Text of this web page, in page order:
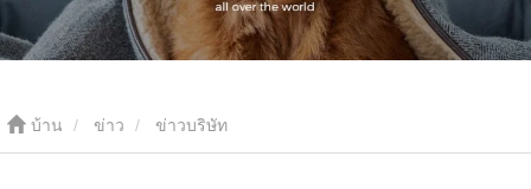
บ้าน ข่าว ข่าวบริษัท